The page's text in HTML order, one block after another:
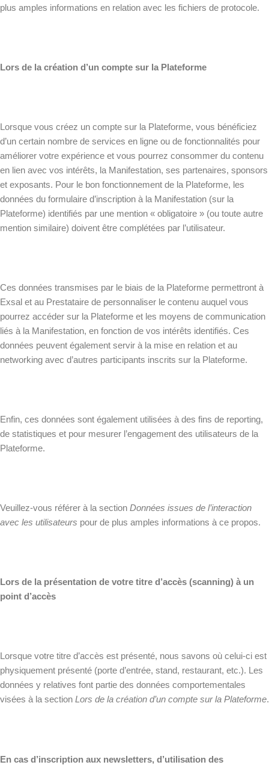
plus amples informations en relation avec les fichiers de protocole.
Lors de la création d’un compte sur la Plateforme
Lorsque vous créez un compte sur la Plateforme, vous bénéficiez
d’un certain nombre de services en ligne ou de fonctionnalités pour
améliorer votre expérience et vous pourrez consommer du contenu
en lien avec vos intérêts, la Manifestation, ses partenaires, sponsors
et exposants. Pour le bon fonctionnement de la Plateforme, les
données du formulaire d’inscription à la Manifestation (sur la
Plateforme) identifiés par une mention « obligatoire » (ou toute autre
mention similaire) doivent être complétées par l’utilisateur.
Ces données transmises par le biais de la Plateforme permettront à
Exsal et au Prestataire de personnaliser le contenu auquel vous
pourrez accéder sur la Plateforme et les moyens de communication
liés à la Manifestation, en fonction de vos intérêts identifiés. Ces
données peuvent également servir à la mise en relation et au
networking avec d’autres participants inscrits sur la Plateforme.
Enfin, ces données sont également utilisées à des fins de reporting,
de statistiques et pour mesurer l’engagement des utilisateurs de la
Plateforme.
Veuillez-vous référer à la section Données issues de l’interaction
avec les utilisateurs pour de plus amples informations à ce propos.
Lors de la présentation de votre titre d’accès (scanning) à un
point d’accès
Lorsque votre titre d’accès est présenté, nous savons où celui-ci est
physiquement présenté (porte d’entrée, stand, restaurant, etc.). Les
données y relatives font partie des données comportementales
visées à la section Lors de la création d’un compte sur la Plateforme.
En cas d’inscription aux newsletters, d’utilisation des